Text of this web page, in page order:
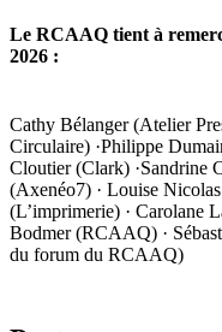
Le RCAAQ tient à
2026 :
Cathy Bélanger (Atelier
Circulaire) ·Philippe
Cloutier (Clark) ·Sandrine
(Axenéo7) · Louise
(L’imprimerie) · Carolane
Bodmer (RCAAQ) ·
du forum du RCAAQ)